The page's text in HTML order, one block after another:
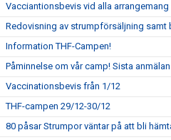
Vacciantionsbevis vid alla arrangemang
Redovisning av strumpförsäljning samt
Information THF-Campen!
Påminnelse om vår camp! Sista
Vaccinationsbevis från 1/12
THF-campen 29/12-30/12
80 påsar Strumpor väntar på att bli